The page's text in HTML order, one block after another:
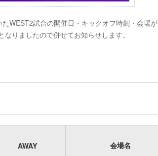
WEST2試合の開催日・キックオフ時刻・会場
りましたので併せてお知らせします。
AWAY 会場名